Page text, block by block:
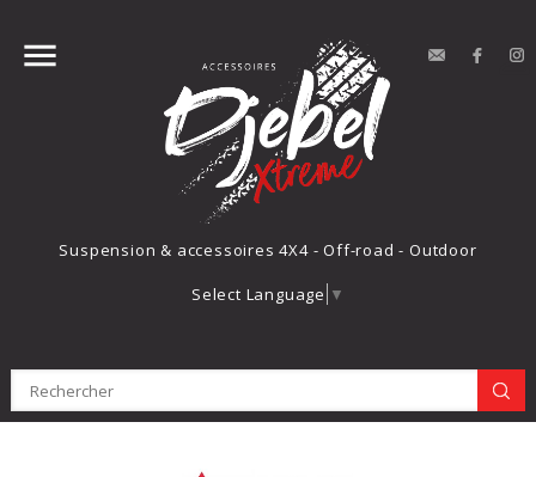
 
Suspension & accessoires 4X4 - Off-road - Outdoor
contact
Select Language ▼